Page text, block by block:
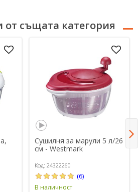
същата категория
Сушилня за марули 5 л/26
см - Westmark
Код: 24322260
(6)
В наличност